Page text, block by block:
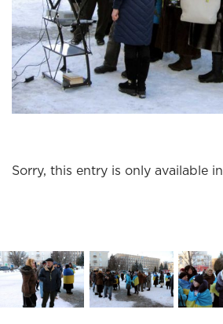
Sorry, this entry is only available in